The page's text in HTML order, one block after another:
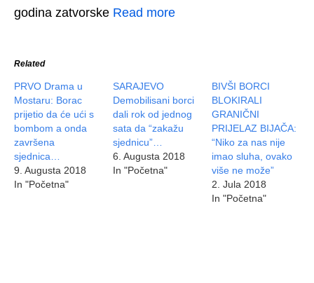
godina zatvorske Read more
Related
PRVO Drama u
Mostaru: Borac
prijetio da će ući s
bombom a onda
završena
sjednica…
9. Augusta 2018
In "Početna"
SARAJEVO
Demobilisani borci
dali rok od jednog
sata da “zakažu
sjednicu”…
6. Augusta 2018
In "Početna"
BIVŠI BORCI
BLOKIRALI
GRANIČNI
PRIJELAZ BIJAČA:
“Niko za nas nije
imao sluha, ovako
više ne može”
2. Jula 2018
In "Početna"